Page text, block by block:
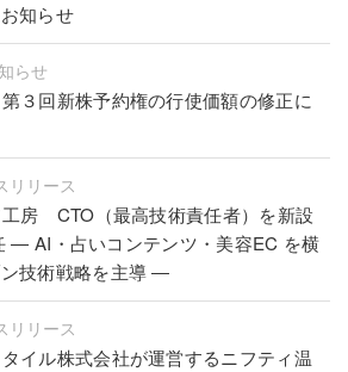
知らせ
らせ
３回新株予約権の行使価額の修正に
リリース
房 CTO（最高技術責任者）を新設
― AI・占いコンテンツ・美容EC を横
技術戦略を主導 ―
リリース
イル株式会社が運営するニフティ温